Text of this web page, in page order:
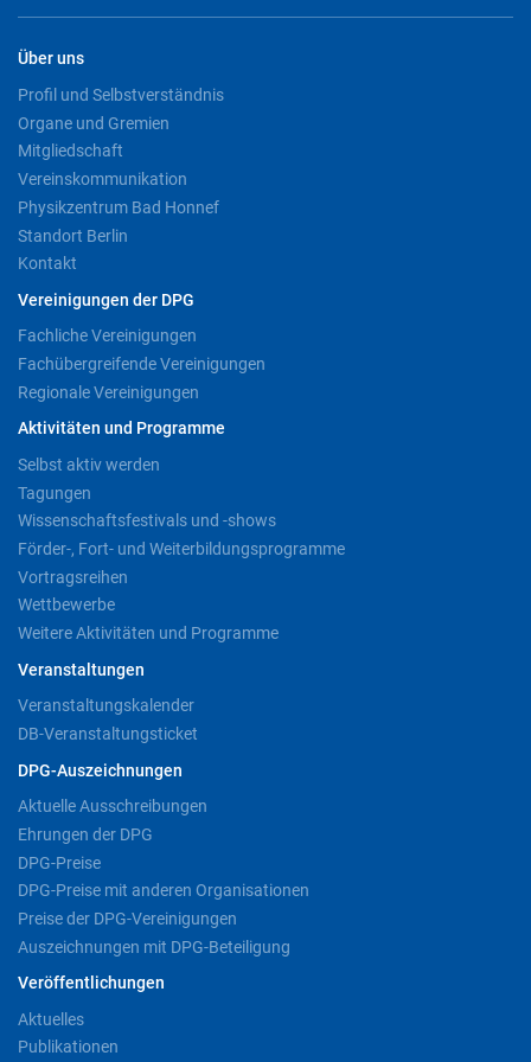
Über uns
Profil und Selbstverständnis
Organe und Gremien
Mitgliedschaft
Vereinskommunikation
Physikzentrum Bad Honnef
Standort Berlin
Kontakt
Vereinigungen der DPG
Fachliche Vereinigungen
Fachübergreifende Vereinigungen
Regionale Vereinigungen
Aktivitäten und Programme
Selbst aktiv werden
Tagungen
Wissenschaftsfestivals und -shows
Förder-, Fort- und Weiterbildungsprogramme
Vortragsreihen
Wettbewerbe
Weitere Aktivitäten und Programme
Veranstaltungen
Veranstaltungskalender
DB-Veranstaltungsticket
DPG-Auszeichnungen
Aktuelle Ausschreibungen
Ehrungen der DPG
DPG-Preise
DPG-Preise mit anderen Organisationen
Preise der DPG-Vereinigungen
Auszeichnungen mit DPG-Beteiligung
Veröffentlichungen
Aktuelles
Publikationen